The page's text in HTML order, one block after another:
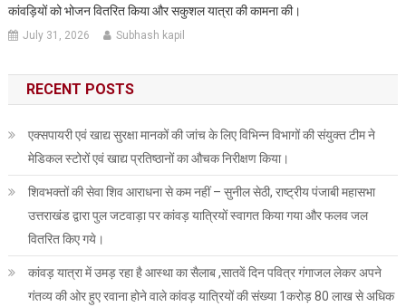
कांवड़ियों को भोजन वितरित किया और सकुशल यात्रा की कामना की।
July 31, 2026 Subhash kapil
RECENT POSTS
एक्सपायरी एवं खाद्य सुरक्षा मानकों की जांच के लिए विभिन्न विभागों की संयुक्त टीम ने
मेडिकल स्टोरों एवं खाद्य प्रतिष्ठानों का औचक निरीक्षण किया।
शिवभक्तों की सेवा शिव आराधना से कम नहीं – सुनील सेठी, राष्ट्रीय पंजाबी महासभा
उत्तराखंड द्वारा पुल जटवाड़ा पर कांवड़ यात्रियों स्वागत किया गया और फलव जल
वितरित किए गये।
कांवड़ यात्रा में उमड़ रहा है आस्था का सैलाब ,सातवें दिन पवित्र गंगाजल लेकर अपने
गंतव्य की ओर हुए रवाना होने वाले कांवड़ यात्रियों की संख्या 1करोड़ 80 लाख से अधिक